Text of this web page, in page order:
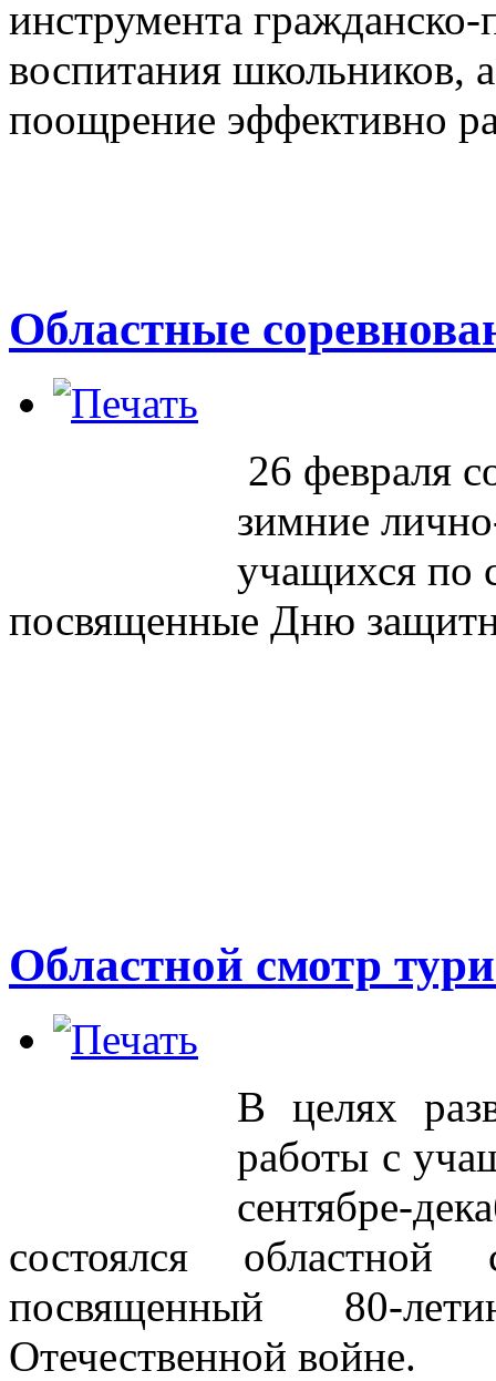
инструмента гражданско-
воспитания школьников,
поощрение эффективно
Областные
26 февраля
зимние
учащихся по
посвященные Дню
Областной смотр
В целях
работы с
состоялся областной
посвященный 80-
Отечественной войне.